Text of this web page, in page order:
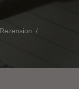
Rezension